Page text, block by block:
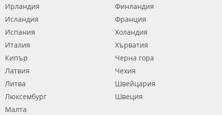
Ирландия
Исландия
Испания
Италия
Кипър
Латвия
Литва
Люксембург
Малта
Финландия
Франция
Холандия
Хърватия
Черна гора
Чехия
Швейцария
Швеция